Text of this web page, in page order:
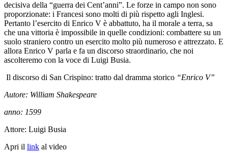
decisiva della “guerra dei Cent’anni”. Le forze in campo non sono
proporzionate: i Francesi sono molti di più rispetto agli Inglesi.
Pertanto l’esercito di Enrico V è abbattuto, ha il morale a terra, sa
che una vittoria è impossibile in quelle condizioni: combattere su un
suolo straniero contro un esercito molto più numeroso e attrezzato. E
allora Enrico V parla e fa un discorso straordinario, che noi
ascolteremo con la voce di Luigi Busia.
Il discorso di San Crispino: tratto dal dramma storico “Enrico V”
Autore: William Shakespeare
anno: 1599
Attore: Luigi Busia
Apri il link al video